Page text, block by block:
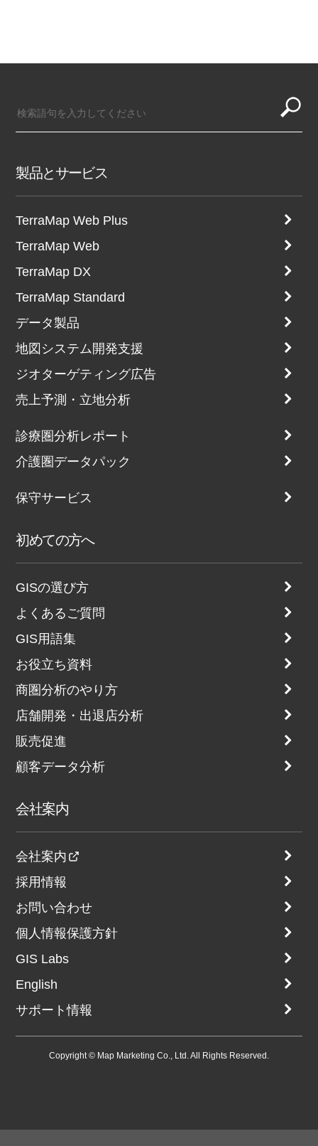
製品とサービス
TerraMap Web Plus
TerraMap Web
TerraMap DX
TerraMap Standard
データ製品
地図システム開発支援
ジオターゲティング広告
売上予測・立地分析
診療圏分析レポート
介護圏データパック
保守サービス
初めての方へ
GISの選び方
よくあるご質問
GIS用語集
お役立ち資料
商圏分析のやり方
店舗開発・出退店分析
販売促進
顧客データ分析
会社案内
会社案内
採用情報
お問い合わせ
個人情報保護方針
GIS Labs
English
サポート情報
Copyright © Map Marketing Co., Ltd. All Rights Reserved.